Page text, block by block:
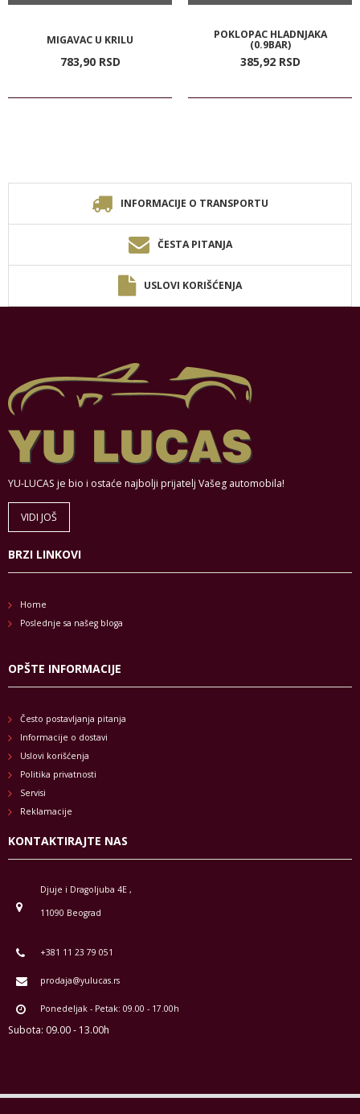
MIGAVAC U KRILU
783,90 RSD
POKLOPAC HLADNJAKA
(0.9BAR)
385,92 RSD
INFORMACIJE O TRANSPORTU
ČESTA PITANJA
USLOVI KORIŠĆENJA
YU-LUCAS je bio i ostaće najbolji prijatelj Vašeg automobila!
VIDI JOŠ
BRZI LINKOVI
Home
Poslednje sa našeg bloga
OPŠTE INFORMACIJE
Često postavljanja pitanja
Informacije o dostavi
Uslovi korišćenja
Politika privatnosti
Servisi
Reklamacije
KONTAKTIRAJTE NAS
Djuje i Dragoljuba 4E ,
11090 Beograd
+381 11 23 79 051
prodaja@yulucas.rs
Ponedeljak - Petak: 09.00 - 17.00h
Subota: 09.00 - 13.00h